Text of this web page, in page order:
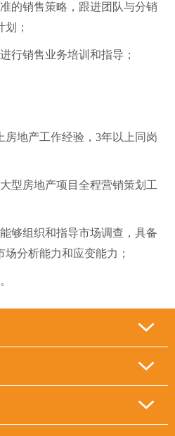
的销售策略，跟进团队与分销
；
行销售业务培训和指导；
房地产工作经验，3年以上同岗
型房地产项目全程营销策划工
够组织和指导市场调查，具备
分析能力和应变能力；